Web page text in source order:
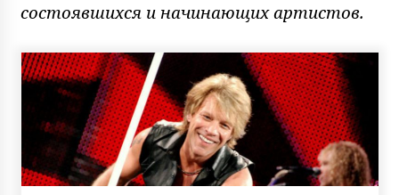
состоявшихся и начинающих артистов.